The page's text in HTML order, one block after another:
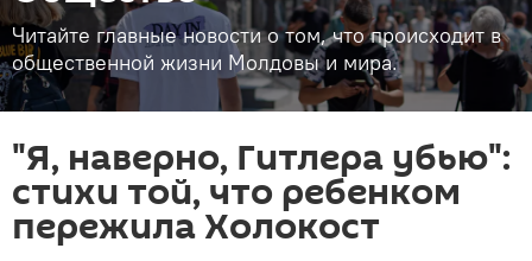
Читайте главные новости о том, что происходит в
общественной жизни Молдовы и мира.
"Я, наверно, Гитлера убью":
стихи той, что ребенком
пережила Холокост